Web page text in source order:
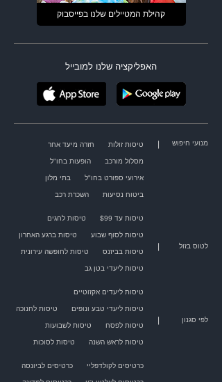
קהילת המטיילים שלנו בפייסבוק
האפליקציה שלנו למובייל
מנועי חיפוש | טיסות זולות חזרה מיעד אחר
מסלול מורכב הופעות בחו"ל
אירועי ספורט בחו"ל בתי מלון
ביטוח נסיעות השכרת רכב
לטוס בזול |
טיסות עד $99 טיסות לחגים
טיסות לסוף שבוע טיסות ברגע האחרון
טיסות בביזנס טיסות לחופשה עירונית
טיסות ליעדי בטן גב
לפי סגנון |
טיסות ליעדים אקזוטיים
טיסות ליעדי טבע ונופים טיסות לחנוכה
טיסות לפסח טיסות לשבועות
טיסות לראש השנה טיסות לסוכות
כרטיסים לקולדפליי כרטיסים לביונסה